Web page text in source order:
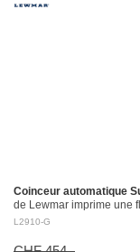
Coinceur automatique
de Lewmar imprime une
l’endommager Largage
L2910-G